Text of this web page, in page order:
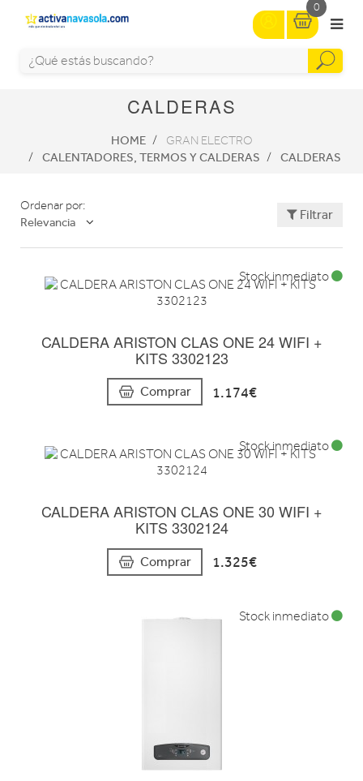
0
CALDERAS
HOME GRAN ELECTRO
CALENTADORES, TERMOS Y CALDERAS CALDERAS
Ordenar por:
Relevancia
Filtrar
CALDERA ARISTON CLAS ONE 24 WIFI +
KITS 3302123
Comprar 1.174€
Stock inmediato
CALDERA ARISTON CLAS ONE 30 WIFI +
KITS 3302124
Comprar 1.325€
Stock inmediato
Stock inmediato